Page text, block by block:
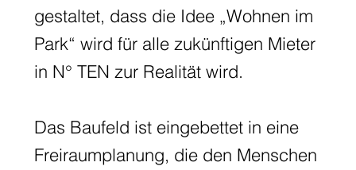
gestaltet, dass die Idee „Wohnen im
Park“ wird für alle zukünftigen Mieter
in N° TEN zur Realität wird.
Das Baufeld ist eingebettet in eine
Freiraumplanung, die den Menschen